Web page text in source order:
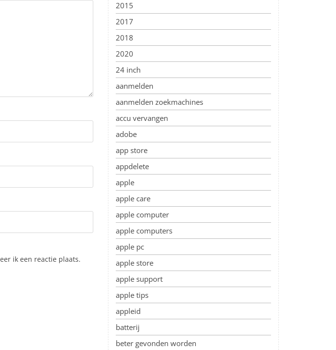
ik een reactie plaats.
2015
2017
2018
2020
24 inch
aanmelden
aanmelden zoekmachines
accu vervangen
adobe
app store
appdelete
apple
apple care
apple computer
apple computers
apple pc
apple store
apple support
apple tips
appleid
batterij
beter gevonden worden